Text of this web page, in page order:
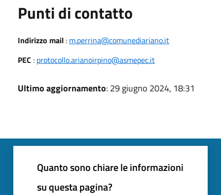
Punti di contatto
Indirizzo mail : m.perrina@comunediariano.it
PEC : protocollo.arianoirpino@asmepec.it
Ultimo aggiornamento: 29 giugno 2024, 18:31
Quanto sono chiare le informazioni
su questa pagina?